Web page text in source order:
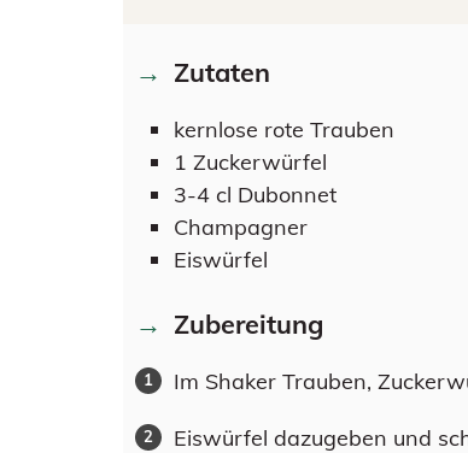
Zutaten
kernlose rote Trauben
1 Zuckerwürfel
3-4 cl Dubonnet
Champagner
Eiswürfel
Zubereitung
Im Shaker Trauben,
Eiswürfel dazugeben und